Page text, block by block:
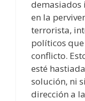
demasiados
en la
terrorista,
políticos
conflicto.
esté
solución, ni
dirección a